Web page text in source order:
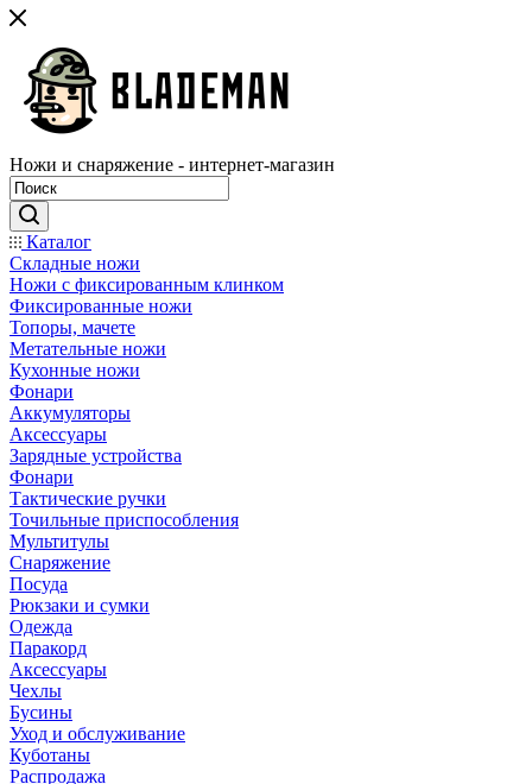
Ножи и снаряжение - интернет-магазин
Каталог
Складные ножи
Ножи с фиксированным клинком
Фиксированные ножи
Топоры, мачете
Метательные ножи
Кухонные ножи
Фонари
Аккумуляторы
Аксессуары
Зарядные устройства
Фонари
Тактические ручки
Точильные приспособления
Мультитулы
Снаряжение
Посуда
Рюкзаки и сумки
Одежда
Паракорд
Аксессуары
Чехлы
Бусины
Уход и обслуживание
Куботаны
Распродажа